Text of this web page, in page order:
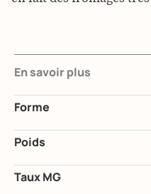
En savoir plus
Forme
Poids
Taux MG